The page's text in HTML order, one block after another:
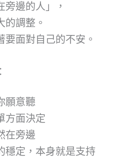
邊的人」，
調整。
面對自己的不安。
願意聽
方面決定
在旁邊
穩定，本身就是支持